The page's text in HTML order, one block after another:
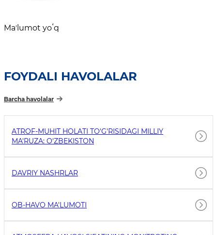
Maʼlumot yoʻq
FOYDALI HAVOLALAR
Barcha havolalar
ATROF-MUHIT HOLATI TO'G'RISIDAGI MILLIY
MA'RUZA: O'ZBEKISTON
DAVRIY NASHRLAR
OB-HAVO MA'LUMOTI